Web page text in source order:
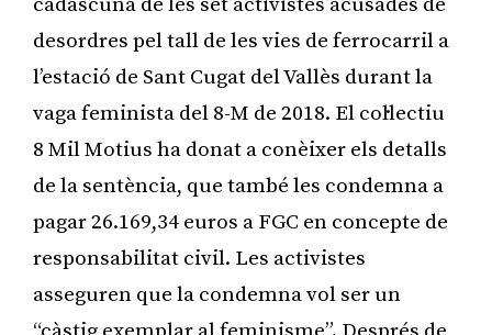
desordres pel tall de les vies de ferrocarril a
l’estació de Sant Cugat del Vallès durant la
vaga feminista del 8-M de 2018. El col·lectiu
8 Mil Motius ha donat a conèixer els detalls
de la sentència, que també les condemna a
pagar 26.169,34 euros a FGC en concepte de
responsabilitat civil. Les activistes
asseguren que la condemna vol ser un